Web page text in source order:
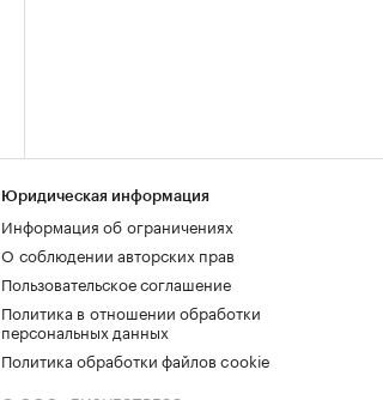
Юридическая информация
Информация об ограничениях
О соблюдении авторских прав
Пользовательское соглашение
Политика в отношении обработки
персональных данных
Политика обработки файлов cookie